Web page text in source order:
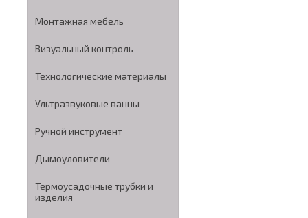
Монтажная мебель
Визуальный контроль
Технологические материалы
Ультразвуковые ванны
Ручной инструмент
Дымоуловители
Термоусадочные трубки и
изделия